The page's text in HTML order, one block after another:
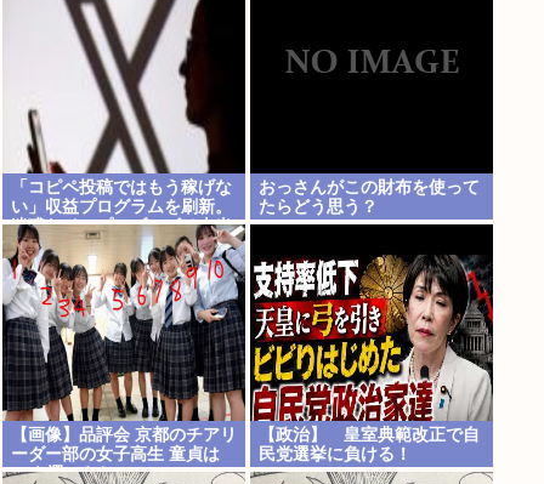
「コピペ投稿ではもう稼げな
い」収益プログラムを刷新。
迷惑なインプレゾンビは本当
にいなくなるのか？
おっさんがこの財布を使って
たらどう思う？
【画像】品評会 京都のチアリ
ーダー部の女子高生 童貞は
10を選ぶらしい
【政治】 皇室典範改正で自
民党選挙に負ける！